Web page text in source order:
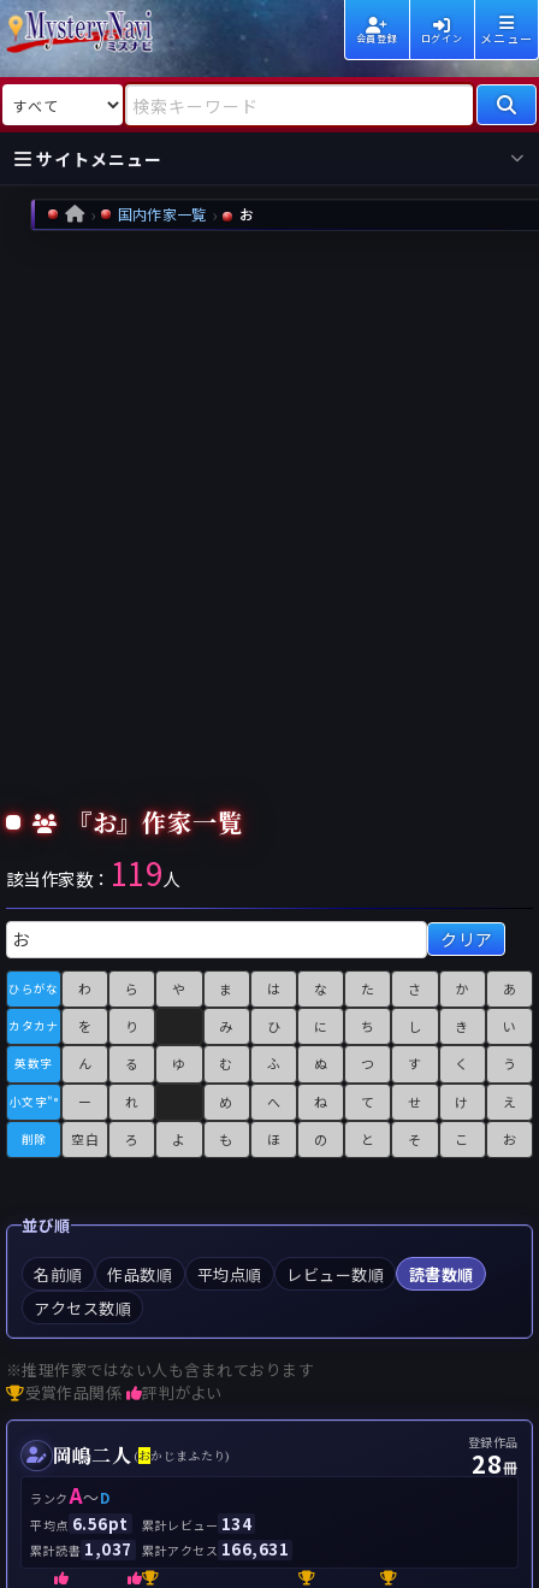
会員登録 ログイン メニュー
検索対象 検索キーワード
サイトメニュー
国内
海外
HOME 国内作家一覧 お
『お』作家一覧
該当作家数： 119人
クリア
ひらがな
カタカナ
英数字
小文字"°
削除
わ
を
ん
ー
空白
ら
り
る
れ
ろ
や
ゆ
よ
ま
み
む
め
も
は
ひ
ふ
へ
ほ
な
に
ぬ
ね
の
た
ち
つ
て
と
さ
し
す
せ
そ
か
き
く
け
こ
あ
い
う
え
お
並び順
名前順 作品数順 平均点順 レビュー数順
読書数順
アクセス数順
※推理作家ではない人も含まれております
受賞作品関係
評判がよい
岡嶋二人 (おかじまふたり)
登録作品
28冊
ランクA～D
平均点 6.56pt 累計レビュー 134
累計読書 1,037 累計アクセス 166,631